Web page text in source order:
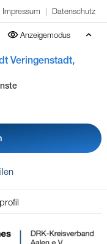
Impressum | Datenschutz
Anzeigemodus
Veringenstadt,